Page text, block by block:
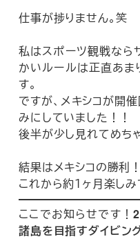
仕事が捗りません。笑
私はスポーツ観戦なら
かいルールは正直あま
す。
ですが、メキシコが開
みにしていました！！
後半が少し見れてめち
結果はメキシコの勝利
これから約１ヶ月楽しみ
ここでお知らせです！
諸島を目指すダイビン